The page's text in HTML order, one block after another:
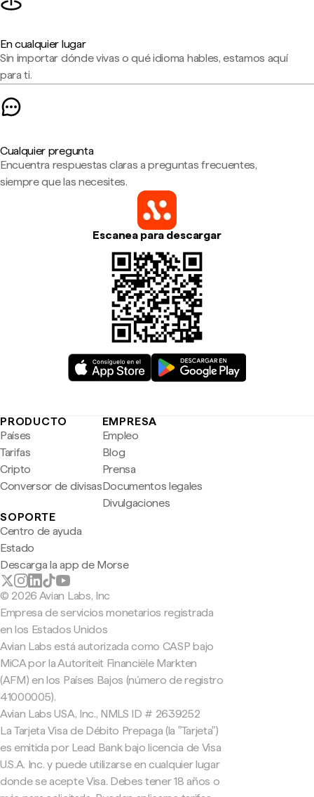
En cualquier lugar
Sin importar dónde vivas o qué idioma hables, estamos aquí
para ti.
Cualquier pregunta
Encuentra respuestas claras a preguntas frecuentes,
siempre que las necesites.
Escanea para descargar
PRODUCTO
Países
Tarifas
Cripto
Conversor de divisas
EMPRESA
Empleo
Blog
Prensa
Documentos legales
Divulgaciones
SOPORTE
Centro de ayuda
Estado
Descarga la app de Morse
© 2026 Avian Labs, Inc
Empresa de servicios monetarios registrada
en los Estados Unidos
Avian Labs está autorizada como CASP bajo
MiCA por la Autoriteit Financiële Markten
(AFM) en los Países Bajos (número de registro
41000005).
Avian Labs USA, Inc., NMLS ID # 2639252
La Tarjeta Visa de Débito Prepaga (la "Tarjeta")
es emitida por Lead Bank bajo licencia de Visa
U.S.A. Inc. y puede utilizarse en cualquier lugar
donde se acepte Visa. Debes tener 18 años o